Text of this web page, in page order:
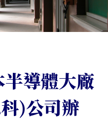
半導體大廠
)公司辦